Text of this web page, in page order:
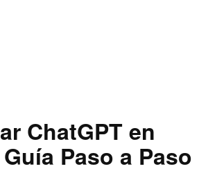
ChatGPT en
Paso a Paso